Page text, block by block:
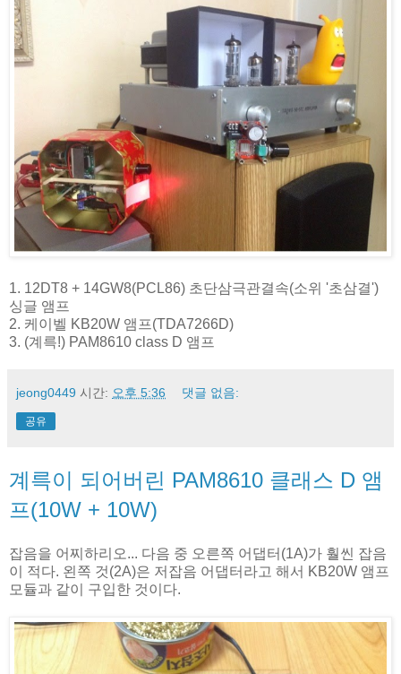
1. 12DT8 + 14GW8(PCL86) 초단삼극관결속(소위 '초삼결')
싱글 앰프
2. 케이벨 KB20W 앰프(TDA7266D)
3. (계륵!) PAM8610 class D 앰프
jeong0449 시간: 오후 5:36 댓글 없음:
공유
계륵이 되어버린 PAM8610 클래스 D 앰
프(10W + 10W)
잡음을 어찌하리오... 다음 중 오른쪽 어댑터(1A)가 훨씬 잡음
이 적다. 왼쪽 것(2A)은 저잡음 어댑터라고 해서 KB20W 앰프
모듈과 같이 구입한 것이다.